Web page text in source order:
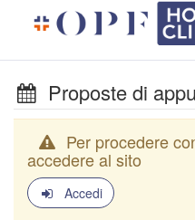
Proposte di
Per procedere
accedere al sito
Accedi